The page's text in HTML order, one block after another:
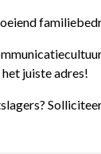
juiste adres!